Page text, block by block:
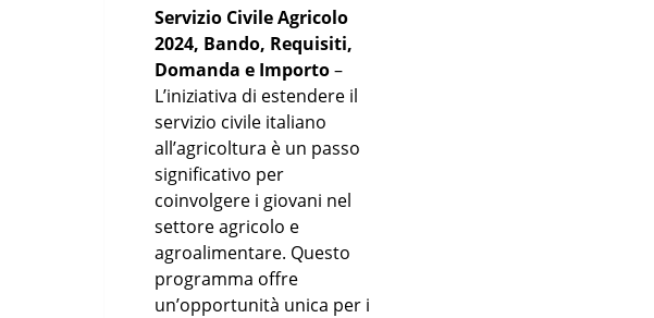
Servizio Civile Agricolo
2024, Bando, Requisiti,
Domanda e Importo–
L’iniziativa di estendere il
servizio civile italiano
all’agricoltura è un passo
significativo per
coinvolgere i giovani nel
settore agricolo e
agroalimentare. Questo
programma offre
un’opportunità unica per i